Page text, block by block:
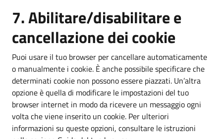
7. Abilitare/disabilitare e
cancellazione dei cookie
Puoi usare il tuo browser per cancellare automaticamente
o manualmente i cookie. È anche possibile specificare che
determinati cookie non possono essere piazzati. Un’altra
opzione è quella di modificare le impostazioni del tuo
browser internet in modo da ricevere un messaggio ogni
volta che viene inserito un cookie. Per ulteriori
informazioni su queste opzioni, consultare le istruzioni